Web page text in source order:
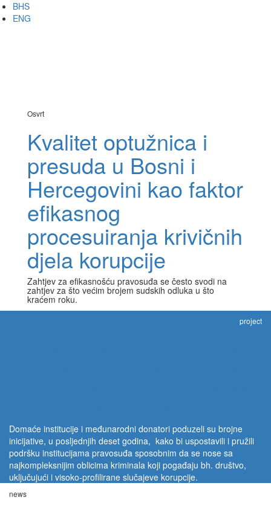
Skip
to
BHS
ENG
Osvrt
Kvalitet optužnica i
presuda u Bosni i
Hercegovini kao faktor
efikasnog
procesuiranja krivičnih
djela korupcije
Zahtjev za efikasnošću pravosuđa se često svodi na
zahtjev za što većim brojem sudskih odluka u što
kraćem roku.
project
Domaće institucije i međunarodni donatori poduzeli su brojne
inicijative, u posljednjih deset godina, kako bi uspostavili i pružili
podršku institucijama pravosuđa sposobnim da se nose sa
najkompleksnijim oblicima kriminala koji pogađaju bh. društvo,
uključujući i visoko-profilirane slučajeve korupcije.
news